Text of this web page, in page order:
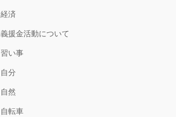
経済
義援金活動について
習い事
自分
自然
自転車